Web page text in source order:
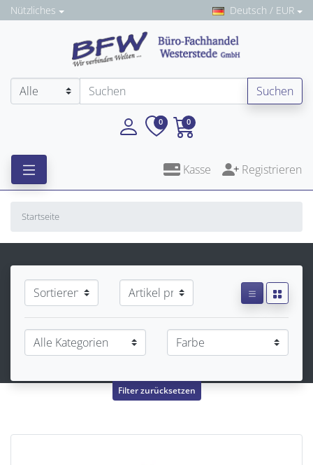
Nützliches Deutsch / EUR
Suchen
0 0
Kasse Registrieren
Startseite
Filter zurücksetzen